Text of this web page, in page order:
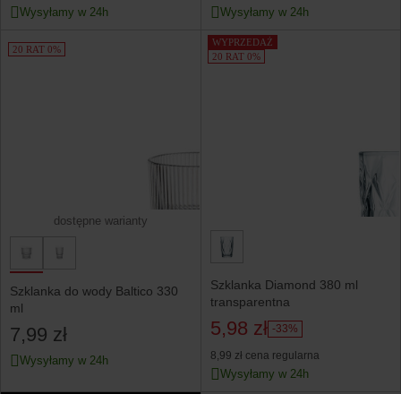
Wysyłamy w 24h Wysyłamy w 24h
20 RAT 0%
dostępne warianty
Szklanka do wody Baltico 330
ml
7,99 zł
Wysyłamy w 24h
WYPRZEDAŻ
20 RAT 0%
Szklanka Diamond 380 ml
transparentna
5,98 zł -33%
8,99 zł cena regularna
Wysyłamy w 24h